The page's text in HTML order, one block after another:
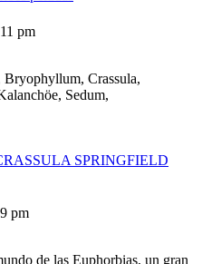
pm
Bryophyllum, Crassula,
Sedum,
SPRINGFIELD
pm
de las Euphorbias, un gran